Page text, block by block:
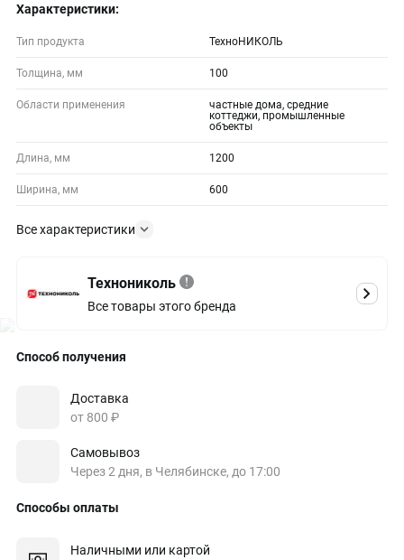
Характеристики:
Тип продукта ТехноНИКОЛЬ
Толщина, мм 100
Области применения
частные дома, средние
коттеджи, промышленные
объекты
Длина, мм 1200
Ширина, мм 600
Все характеристики
Технониколь
Все товары этого бренда
Способ получения
Доставка
от 800 ₽
Самовывоз
Через 2 дня, в Челябинске, до 17:00
Способы оплаты
Наличными или картой